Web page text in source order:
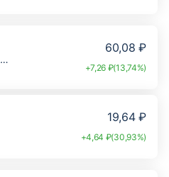
60,08 ₽
+7,26 ₽(13,74%)
19,64 ₽
+4,64 ₽(30,93%)